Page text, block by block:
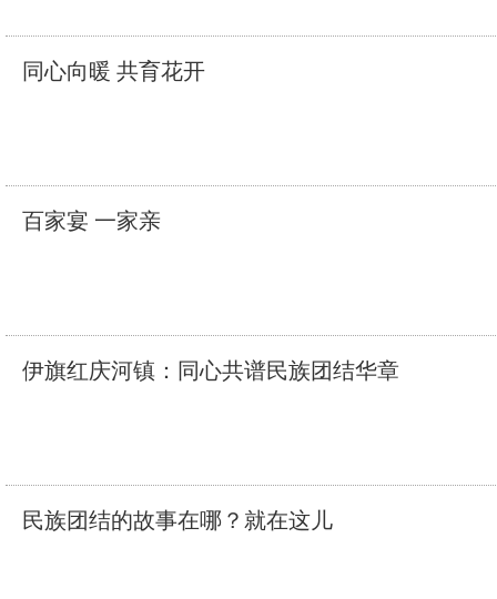
同心向暖 共育花开
百家宴 一家亲
伊旗红庆河镇：同心共谱民族团结华章
民族团结的故事在哪？就在这儿